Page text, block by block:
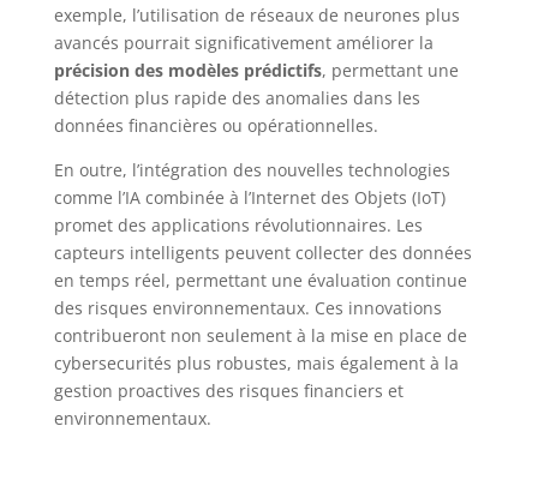
exemple, l’utilisation de réseaux de neurones plus
avancés pourrait significativement améliorer la
précision des modèles prédictifs, permettant une
détection plus rapide des anomalies dans les
données financières ou opérationnelles.
En outre, l’intégration des nouvelles technologies
comme l’IA combinée à l’Internet des Objets (IoT)
promet des applications révolutionnaires. Les
capteurs intelligents peuvent collecter des données
en temps réel, permettant une évaluation continue
des risques environnementaux. Ces innovations
contribueront non seulement à la mise en place de
cybersecurités plus robustes, mais également à la
gestion proactives des risques financiers et
environnementaux.